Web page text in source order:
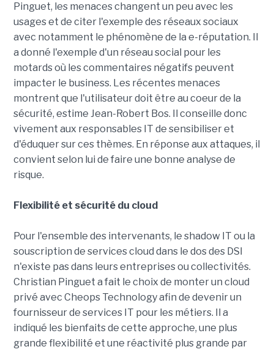
Pinguet, les menaces changent un peu avec les
usages et de citer l'exemple des réseaux sociaux
avec notamment le phénomène de la e-réputation. Il
a donné l'exemple d'un réseau social pour les
motards où les commentaires négatifs peuvent
impacter le business. Les récentes menaces
montrent que l'utilisateur doit être au coeur de la
sécurité, estime Jean-Robert Bos. Il conseille donc
vivement aux responsables IT de sensibiliser et
d'éduquer sur ces thèmes. En réponse aux attaques, il
convient selon lui de faire une bonne analyse de
risque.
Flexibilité et sécurité du cloud
Pour l'ensemble des intervenants, le shadow IT ou la
souscription de services cloud dans le dos des DSI
n'existe pas dans leurs entreprises ou collectivités.
Christian Pinguet a fait le choix de monter un cloud
privé avec Cheops Technology afin de devenir un
fournisseur de services IT pour les métiers. Il a
indiqué les bienfaits de cette approche, une plus
grande flexibilité et une réactivité plus grande par